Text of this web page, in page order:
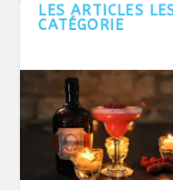
LES ARTICLES
CATÉGORIE